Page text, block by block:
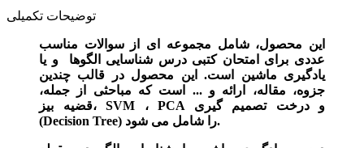
توضیحات تکمیلی
این محصول، شامل مجموعه ای از سوالات مناسب
عددی برای امتحان کتبی درس شناسایی الگوها و یا
یادگیری ماشین است. این محصول در قالب چندین
جزوه، مقاله، ارائه و ... است که مباحثی از جمله،
قضیه بیز، SVM ، PCA و درخت تصمیم گیری
(Decision Tree) را شامل می شود.